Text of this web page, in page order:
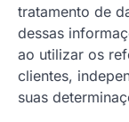
tratamento de
dessas
ao utilizar os
clientes,
suas